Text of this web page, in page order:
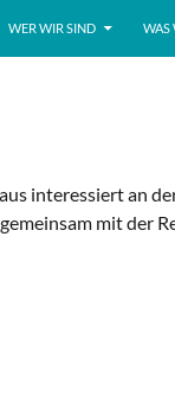
WER WIR SIND WAS
interessiert an
mit der